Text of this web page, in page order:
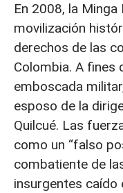
En 2008, la
movilización
derechos de las
Colombia. A fines
emboscada
esposo de la
Quilcué. Las
como un “falso
combatiente de
insurgentes caído